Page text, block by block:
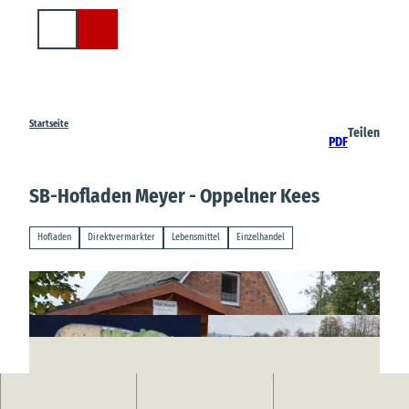
Startseite
PDF
Teilen
SB-Hofladen Meyer - Oppelner Kees
Hofladen Direktvermarkter Lebensmittel Einzelhandel